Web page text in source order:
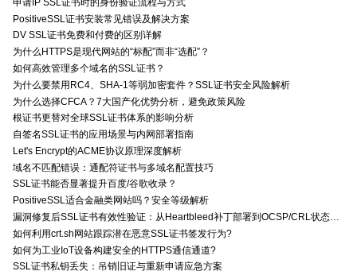
申请IP SSL证书时的身份验证流程与方式
PositiveSSL证书安装常见错误及解决方案
DV SSL证书免费和付费的区别详解
为什么HTTPS是现代网站的“标配”而非“选配”？
如何高效管理多个域名的SSL证书？
为什么要禁用RC4、SHA-1等弱加密套件？SSL证书安全风险解析
为什么选择CFCA？7大国产化优势分析，避免政策风险
根证书更替对全球SSL证书体系的影响分析
自签名SSL证书的应用场景与内网部署指南
Let's Encrypt的ACME协议原理深度解析
域名不匹配错误：通配符证书与多域名配置技巧
SSL证书能否显著提升百度/谷歌收录？
PositiveSSL适合金融类网站吗？安全等级解析
漏洞修复后SSL证书有效性验证：从Heartbleed补丁部署到OCSP/CRL状态检查的全链路确认方法
如何利用crt.sh网站跟踪潜在恶意SSL证书签发行为?
如何为工业IoT设备构建安全的HTTPS通信通道?
SSL证书私钥丢失：吊销旧证与重新申请应急方案